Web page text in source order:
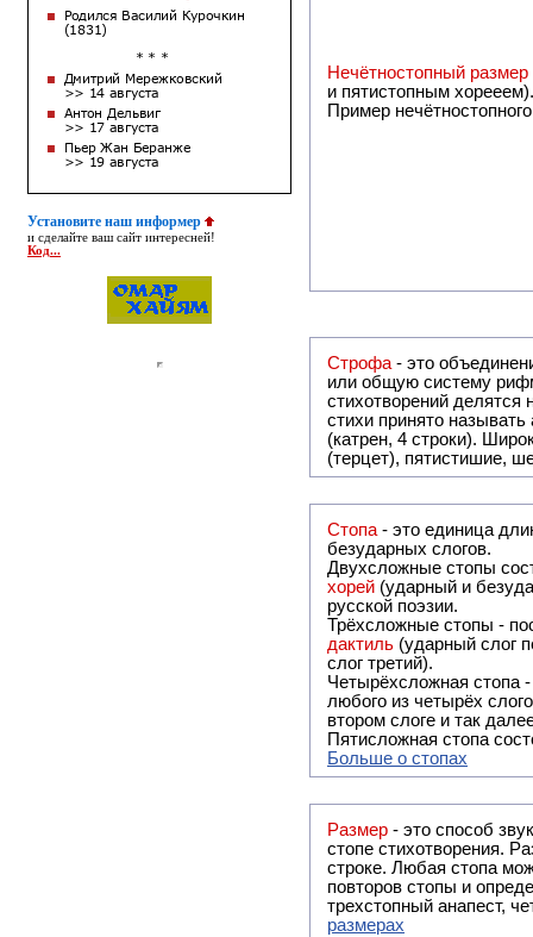
Установите наш информер
и сделайте ваш сайт интересней!
Код...
Нечётностопный размер
и пятистопным хорееем).
Пример
Строфа- это объединение двух
или общую систему рифм, и регулярно или периодически
стихотворений делятся на строфы и т.о. являются строфическими. Если
стихи принято называть астрофическими. Самая популярная строфа в русской поэзии - четверостишие
(катрен, 4 строки).
(терцет), пятистишие,
Стопа- это единица
безударных слогов.
Двухсложные стопы
хорей (ударный и
русской поэзии.
Трёхсложные стопы -
дактиль (ударный слог
слог третий).
Четырёхсложная стопа
любого из четырёх
втором слоге и так
Пятисложная стопа
Больше о стопах
Размер - это способ
стопе стихотворения.
строке. Любая стопа
повторов стопы и
трехстопный анапест,
размерах